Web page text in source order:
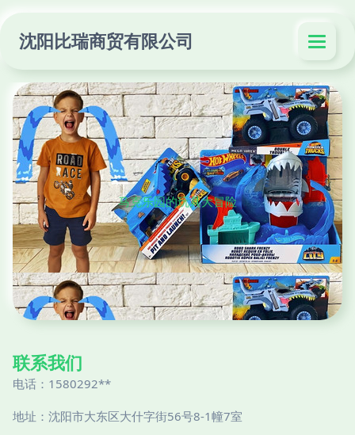
沈阳比瑞商贸有限公司
马克乐园的玩具大冒险
联系我们
电话：1580292**
地址：沈阳市大东区大什字街56号8-1幢7室